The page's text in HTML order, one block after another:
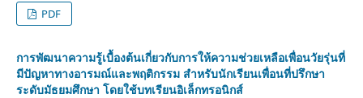
PDF
การพัฒนาความรู้เบื้องต้นเกี่ยวกับการให้ความช่วยเหลือเพื่อนวัยรุ่นที่
มีปัญหาทางอารมณ์และพฤติกรรม สำหรับนักเรียนเพื่อนที่ปรึกษา
ระดับมัธยมศึกษา โดยใช้บทเรียนอิเล็กทรอนิกส์